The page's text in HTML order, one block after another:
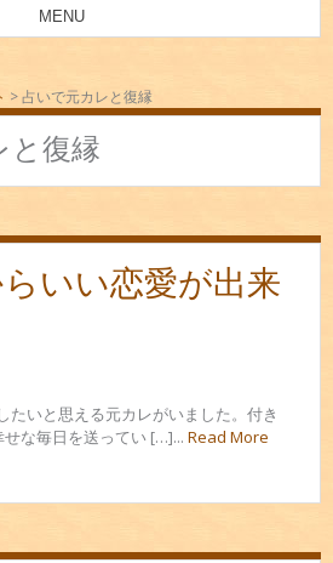
MENU
>占いで元カレと復縁
と復縁
いい恋愛が出来
たいと思える元カレがいました。付き
な毎日を送ってい […]... Read More